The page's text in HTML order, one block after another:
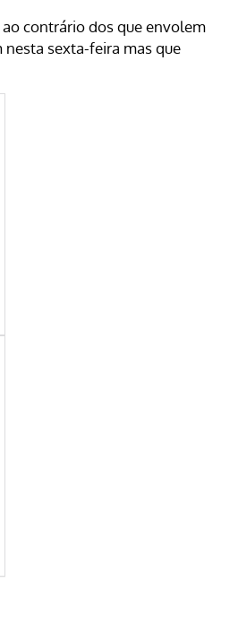
ao contrário dos que envolem
sexta-feira mas que